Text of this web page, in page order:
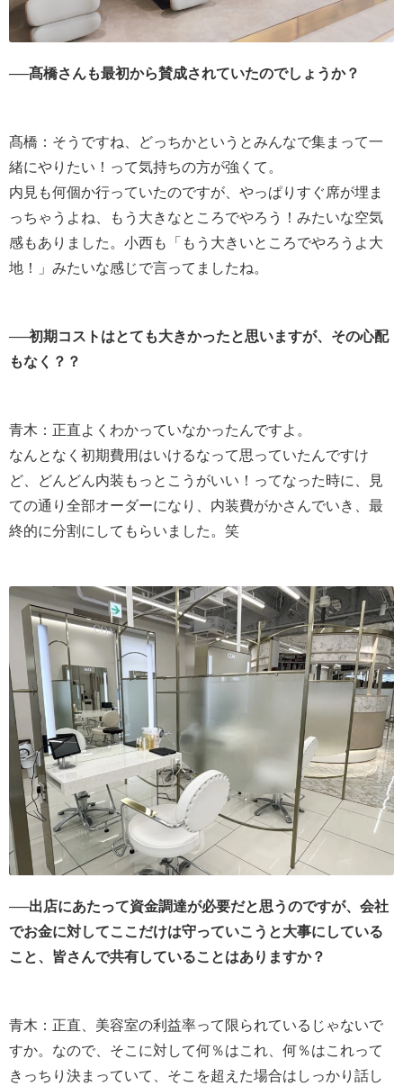
──髙橋さんも最初から賛成されていたのでしょうか？
髙橋：そうですね、どっちかというとみんなで集まって一
緒にやりたい！って気持ちの方が強くて。
内見も何個か行っていたのですが、やっぱりすぐ席が埋ま
っちゃうよね、もう大きなところでやろう！みたいな空気
感もありました。小西も「もう大きいところでやろうよ大
地！」みたいな感じで言ってましたね。
──初期コストはとても大きかったと思いますが、その心配
もなく？？
青木：正直よくわかっていなかったんですよ。
なんとなく初期費用はいけるなって思っていたんですけ
ど、どんどん内装もっとこうがいい！ってなった時に、見
ての通り全部オーダーになり、内装費がかさんでいき、最
終的に分割にしてもらいました。笑
──出店にあたって資金調達が必要だと思うのですが、会社
でお金に対してここだけは守っていこうと大事にしている
こと、皆さんで共有していることはありますか？
青木：正直、美容室の利益率って限られているじゃないで
すか。なので、そこに対して何％はこれ、何％はこれって
きっちり決まっていて、そこを超えた場合はしっかり話し